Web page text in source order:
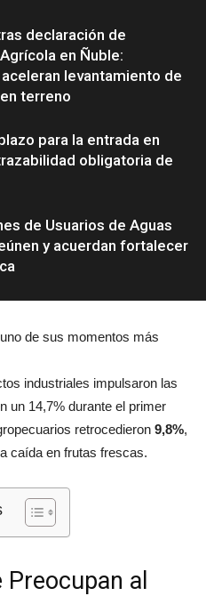
declaración de
en Ñuble:
levantamiento de
terreno
para la entrada en
obligatoria de
de Usuarios de Aguas
y acuerdan fortalecer
de sus momentos más
industriales impulsaron las
un 14,7% durante el primer
retrocedieron 9,8%,
caída en frutas frescas.
al